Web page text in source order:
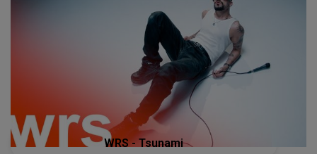
WRS - Tsunami